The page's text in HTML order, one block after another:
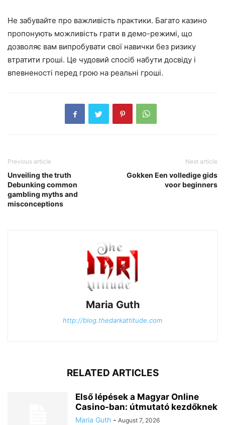
Не забувайте про важливість практики. Багато казино
пропонують можливість грати в демо-режимі, що
дозволяє вам випробувати свої навички без ризику
втратити гроші. Це чудовий спосіб набути досвіду і
впевненості перед грою на реальні гроші.
Previous article
Unveiling the truth
Debunking common
gambling myths and
misconceptions
Next article
Gokken Een volledige gids
voor beginners
Maria Guth
http://blog.thedarkattitude.com
RELATED ARTICLES
Első lépések a Magyar Online
Casino-ban: útmutató kezdőknek
Maria Guth - August 7, 2026